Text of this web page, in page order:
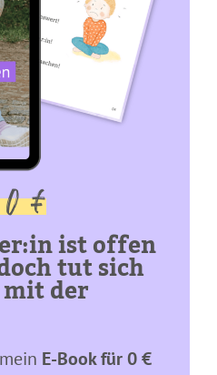
€
ist offen
tut sich
der
E-Book für 0 €